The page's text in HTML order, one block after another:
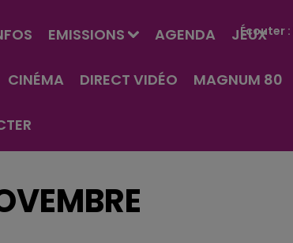
EMISSIONS AGENDA JEUX
CINÉMA DIRECT VIDÉO MAGNUM 80
Écouter :